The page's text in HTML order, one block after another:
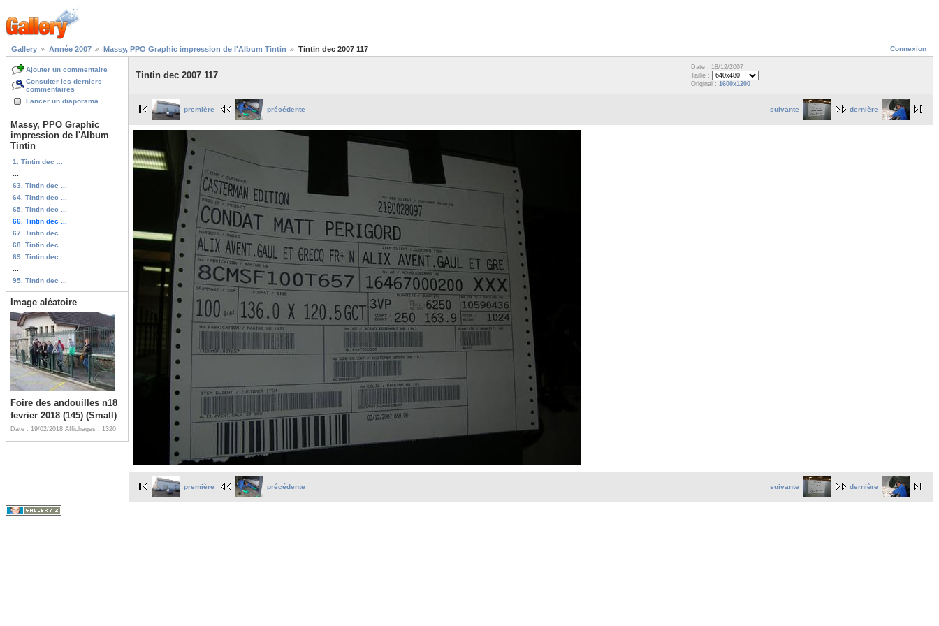
Connexion
Gallery Année 2007 Massy, PPO Graphic impression de l'Album Tintin Tintin dec 2007 117
Ajouter un commentaire
Consulter les derniers
commentaires
Lancer un diaporama
Massy, PPO Graphic
impression de l'Album
Tintin
1. Tintin dec ...
63. Tintin dec ...
64. Tintin dec ...
65. Tintin dec ...
66. Tintin dec ...
67. Tintin dec ...
68. Tintin dec ...
69. Tintin dec ...
95. Tintin dec ...
Image aléatoire
Foire des andouilles n18
fevrier 2018 (145) (Small)
Date : 19/02/2018 Affichages : 1320
Tintin dec 2007 117
Date : 18/12/2007
Taille :
Original : 1600x1200
suivante dernière
première précédente
suivante dernière
première précédente